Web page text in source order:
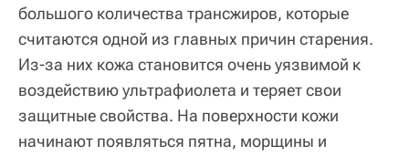
большого количества трансжиров, которые
считаются одной из главных причин старения.
Из-за них кожа становится очень уязвимой к
воздействию ультрафиолета и теряет свои
защитные свойства. На поверхности кожи
начинают появляться пятна, морщины и